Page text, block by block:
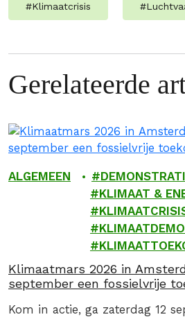
#Klimaatcrisis #
Gerelateerde
ALGEMEEN
KLIMAAT &
Klimaatmars 2026 in
september een fossielvrije
Kom in actie, ga zaterdag 12